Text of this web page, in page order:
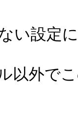
い設定
以外で